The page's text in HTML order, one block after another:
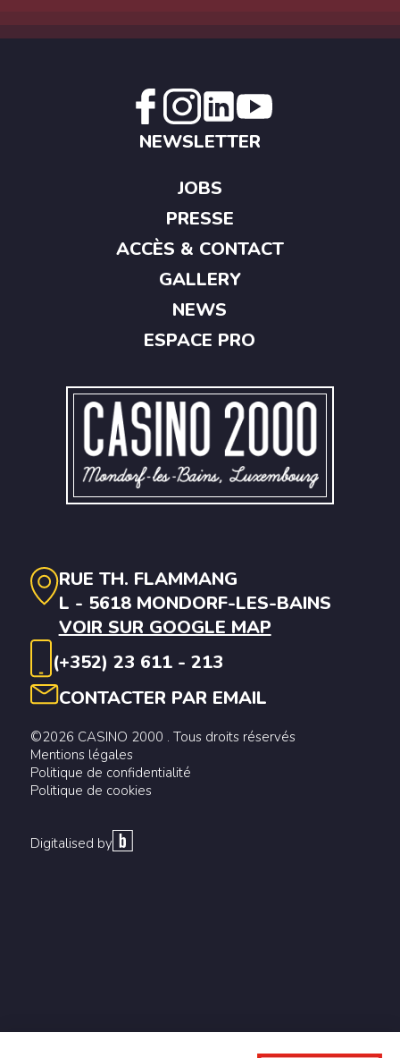
RUE TH. FLAMMANG
L - 5618 MONDORF-LES-BAINS
VOIR SUR GOOGLE MAP
(+352) 23 611 - 213
CONTACTER PAR EMAIL
©2026 CASINO 2000 . Tous droits réservés
Mentions légales
Politique de confidentialité
Politique de cookies
Digitalised by
NEWSLETTER
JOBS
PRESSE
ACCÈS & CONTACT
GALLERY
NEWS
ESPACE PRO